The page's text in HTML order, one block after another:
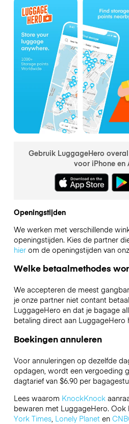
Gebruik LuggageHero
voor iPhone en
Openingstijden
We werken met verschillende
openingstijden. Kies de partner
hierom de openingstijden van
Welke betaalmethodes
We accepteren de meest
je onze partner niet contant
LuggageHero en dat je bagage
betaling direct aan LuggageHero
Boekingen annuleren
Voor annuleringen op dezelfde
opdagen, wordt een vergoeding
dagtarief van $6.90 per
Lees waarom KnockKnock
bewaren met LuggageHero. Ook
York Times, Lonely Planeten